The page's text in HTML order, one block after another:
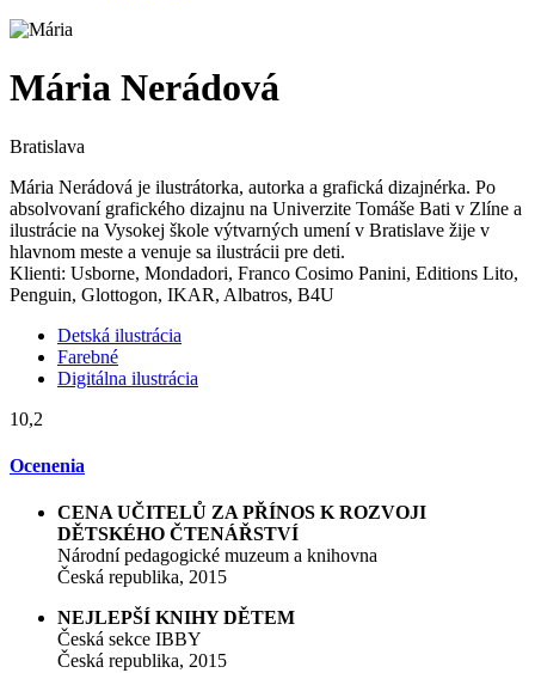
Mária Nerádová
Bratislava
Mária Nerádová je ilustrátorka, autorka a grafická dizajnérka. Po
absolvovaní grafického dizajnu na Univerzite Tomáše Bati v Zlíne a
ilustrácie na Vysokej škole výtvarných umení v Bratislave žije v
hlavnom meste a venuje sa ilustrácii pre deti.
Klienti: Usborne, Mondadori, Franco Cosimo Panini, Editions Lito,
Penguin, Glottogon, IKAR, Albatros, B4U
Detská ilustrácia
Farebné
Digitálna ilustrácia
10,2
Ocenenia
CENA UČITELŮ ZA PŘÍNOS K ROZVOJI
DĚTSKÉHO ČTENÁŘSTVÍ
Národní pedagogické muzeum a knihovna
Česká republika, 2015
NEJLEPŠÍ KNIHY DĚTEM
Česká sekce IBBY
Česká republika, 2015